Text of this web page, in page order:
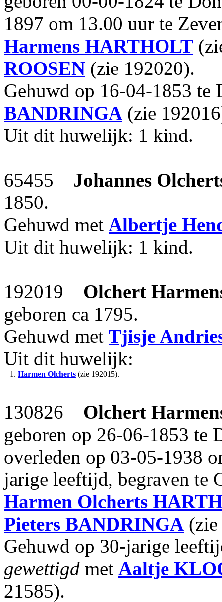
1897 om 13.00 uur te
Harmens HARTHOLT
ROOSEN (zie 192020).
Gehuwd op 16-04-1853 te
BANDRINGA (zie
Uit dit huwelijk: 1 kind.
65455 Johannes
1850.
Gehuwd met Albertje
Uit dit huwelijk: 1 kind.
192019 Olchert
geboren ca 1795.
Gehuwd met Tjisje
Uit dit huwelijk:
1. Harmen Olcherts (zie 192015).
130826 Olchert
geboren op 26-06-1853 te
overleden op 03-05-1938
jarige leeftijd, begraven te
Harmen Olcherts
Pieters BANDRINGA
Gehuwd op 30-jarige
gewettigd met Aaltje
21585).